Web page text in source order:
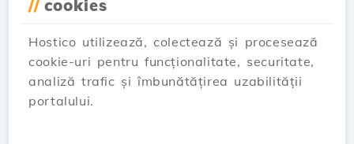
// cookies
Hostico utilizează, colectează și procesează
cookie-uri pentru funcționalitate, securitate,
analiză trafic și îmbunătățirea uzabilității
portalului.